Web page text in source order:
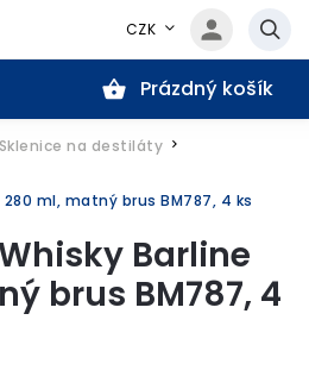
CZK
Prázdný košík
Sklenice na destiláty /
ml, matný brus BM787, 4 ks
Barline
brus BM787, 4